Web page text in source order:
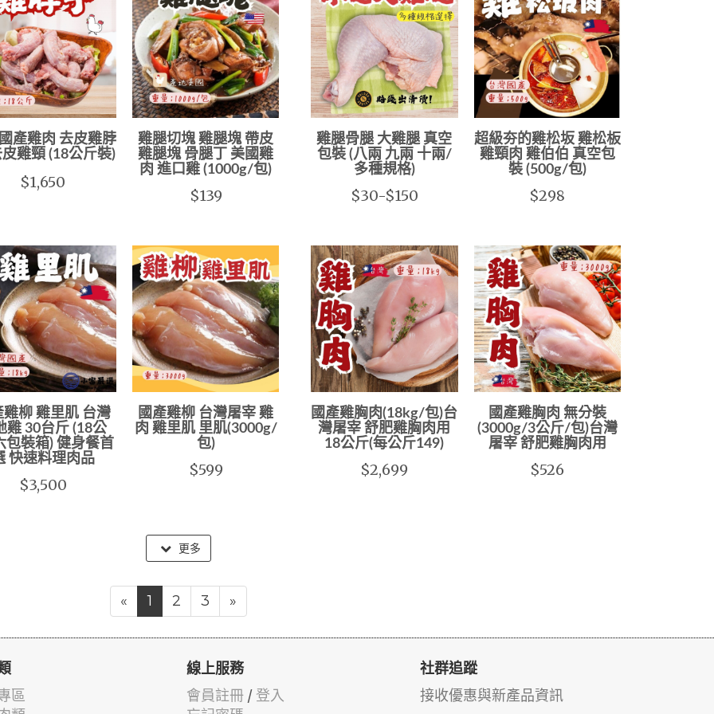
產雞肉 去皮雞脖
雞頸 (18公斤裝)
$1,650
雞腿切塊 雞腿塊 帶皮
雞腿塊 骨腿丁 美國雞
肉 進口雞 (1000g/包)
$139
雞腿骨腿 大雞腿 真空
包裝 (八兩 九兩 十兩/
多種規格)
$30-$150
超級夯的雞松坂 雞松板
雞頸肉 雞伯伯 真空包
裝 (500g/包)
$298
雞柳 雞里肌 台灣
雞 30台斤 (18公
包裝箱) 健身餐首
快速料理肉品
$3,500
國產雞柳 台灣屠宰 雞
肉 雞里肌 里肌(3000g/
包)
$599
國產雞胸肉(18kg/包)台
灣屠宰 舒肥雞胸肉用
18公斤(每公斤149)
$2,699
國產雞胸肉 無分裝
(3000g/3公斤/包)台灣
屠宰 舒肥雞胸肉用
$526
更多
« 1 2 3 »
區
線上服務
會員註冊 / 登入
社群追蹤
接收優惠與新產品資訊